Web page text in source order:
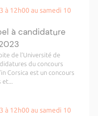
à 12h00 au samedi 10
à candidature
de l’Université de
du concours
Corsica est un concours
à 12h00 au samedi 10